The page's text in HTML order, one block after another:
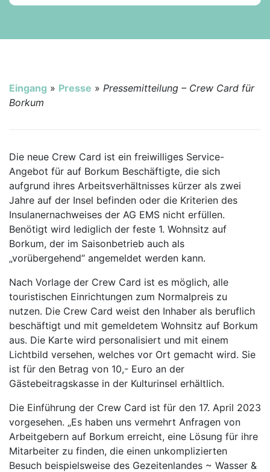
Eingang » Presse » Pressemitteilung – Crew Card für
Borkum
Die neue Crew Card ist ein freiwilliges Service-
Angebot für auf Borkum Beschäftigte, die sich
aufgrund ihres Arbeitsverhältnisses kürzer als zwei
Jahre auf der Insel befinden oder die Kriterien des
Insulanernachweises der AG EMS nicht erfüllen.
Benötigt wird lediglich der feste 1. Wohnsitz auf
Borkum, der im Saisonbetrieb auch als
„vorübergehend“ angemeldet werden kann.
Nach Vorlage der Crew Card ist es möglich, alle
touristischen Einrichtungen zum Normalpreis zu
nutzen. Die Crew Card weist den Inhaber als beruflich
beschäftigt und mit gemeldetem Wohnsitz auf Borkum
aus. Die Karte wird personalisiert und mit einem
Lichtbild versehen, welches vor Ort gemacht wird. Sie
ist für den Betrag von 10,- Euro an der
Gästebeitragskasse in der Kulturinsel erhältlich.
Die Einführung der Crew Card ist für den 17. April 2023
vorgesehen. „Es haben uns vermehrt Anfragen von
Arbeitgebern auf Borkum erreicht, eine Lösung für ihre
Mitarbeiter zu finden, die einen unkomplizierten
Besuch beispielsweise des Gezeitenlandes ~ Wasser &